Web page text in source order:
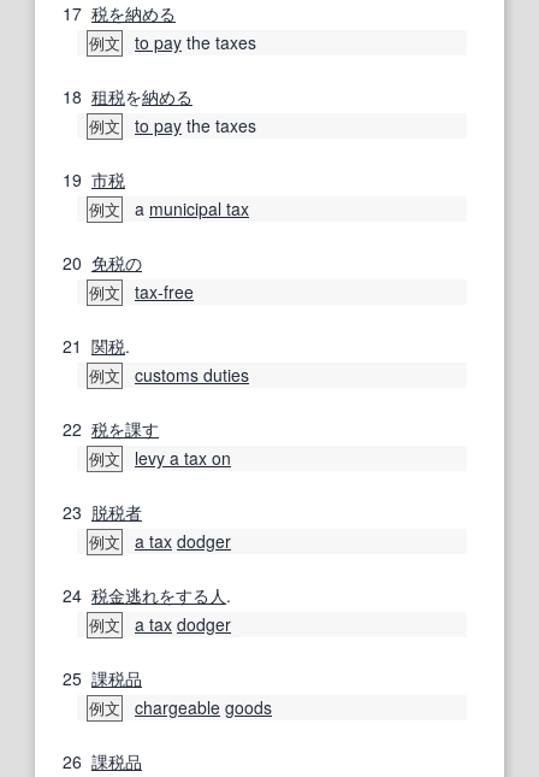
17 税を納める
例文 to pay the taxes
18 租税を納める
例文 to pay the taxes
19 市税
例文 a municipal tax
20 免税の
例文 tax‐free
21 関税.
例文 customs duties
22 税を課す
例文 levy a tax on
23 脱税者
例文 a tax dodger
24 税金逃れをする 人.
例文 a tax dodger
25 課税品
例文 chargeable goods
26 課税品